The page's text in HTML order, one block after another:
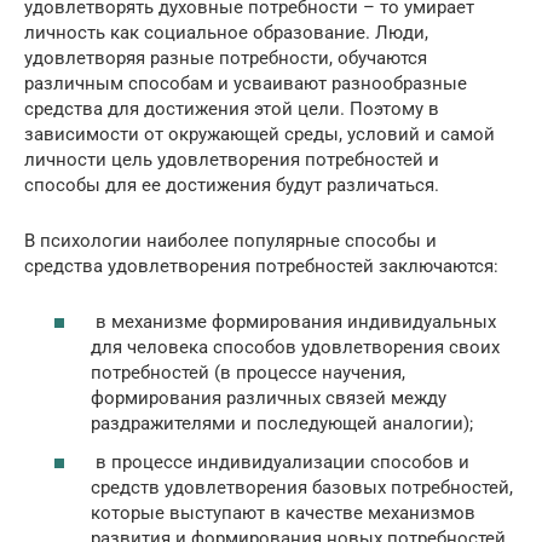
удовлетворять духовные потребности – то умирает
личность как социальное образование. Люди,
удовлетворяя разные потребности, обучаются
различным способам и усваивают разнообразные
средства для достижения этой цели. Поэтому в
зависимости от окружающей среды, условий и самой
личности цель удовлетворения потребностей и
способы для ее достижения будут различаться.
В психологии наиболее популярные способы и
средства удовлетворения потребностей заключаются:
в механизме формирования индивидуальных
для человека способов удовлетворения своих
потребностей (в процессе научения,
формирования различных связей между
раздражителями и последующей аналогии);
в процессе индивидуализации способов и
средств удовлетворения базовых потребностей,
которые выступают в качестве механизмов